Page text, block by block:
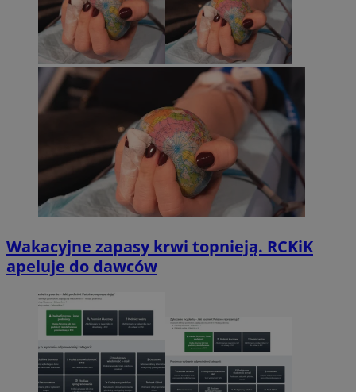
Wakacyjne zapasy krwi topnieją. RCKiK
apeluje do dawców